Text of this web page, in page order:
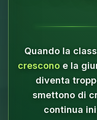
Quando la
cresconoe la
diventa
smettono di
continua